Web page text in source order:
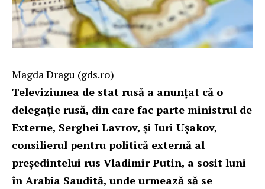
Magda Dragu (gds.ro)
Televiziunea de stat rusă a anunţat că o
delegaţie rusă, din care fac parte ministrul de
Externe, Serghei Lavrov, şi Iuri Uşakov,
consilierul pentru politică externă al
preşedintelui rus Vladimir Putin, a sosit luni
în Arabia Saudită, unde urmează să se